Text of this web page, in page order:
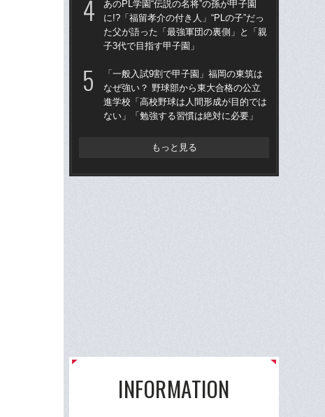
あのPL学園“伝説の名将”の孫が甲子園
に!?「福留孝介の付き人」“PLの子”だっ
た父が語った「最強軍団の裏側」と「親
子3代で目指す甲子園」
「一般入試9割で甲子園」福岡の東筑は
なぜ強い？ 野球部から東大合格の公立
進学校「高校野球は人間形成が目的では
ない」「勉強する習慣は絶対に必要」
もっと見る
INFORMATION